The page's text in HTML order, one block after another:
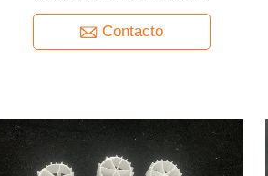
Contacto